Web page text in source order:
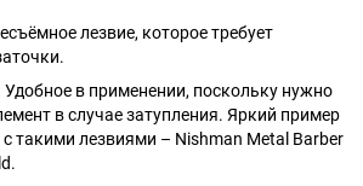
лезвие, которое требует
в применении, поскольку нужно
в случае затупления. Яркий пример
такими лезвиями – Nishman Metal Barber